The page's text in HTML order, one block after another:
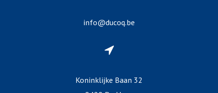
info@ducoq.be
Koninklijke Baan 32